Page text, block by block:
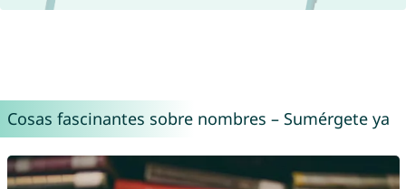
Cosas fascinantes sobre nombres – Sumérgete ya